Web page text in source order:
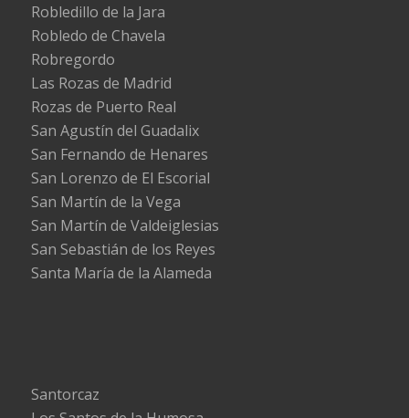
Robledillo de la Jara
Robledo de Chavela
Robregordo
Las Rozas de Madrid
Rozas de Puerto Real
San Agustín del Guadalix
San Fernando de Henares
San Lorenzo de El Escorial
San Martín de la Vega
San Martín de Valdeiglesias
San Sebastián de los Reyes
Santa María de la Alameda
Santorcaz